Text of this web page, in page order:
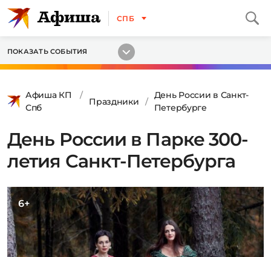
СПБ
ПОКАЗАТЬ СОБЫТИЯ
Афиша КП
Спб
Праздники
День России в Санкт-
Петербурге
День России в Парке 300-
летия Санкт-Петербурга
6+